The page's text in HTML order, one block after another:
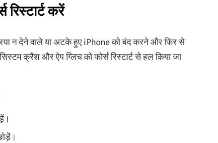
करें
न देने वाले या अटके हुए iPhone को बंद करने और फिर से
क्रैश और ऐप ग्लिच को फोर्स रिस्टार्ट से हल किया जा